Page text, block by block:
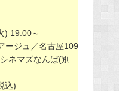
) 19:00～
ジュ／名古屋109
ネマズなんば(別
込)